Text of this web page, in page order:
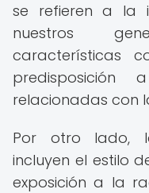
se refieren a la
nuestros
características
predisposición
relacionadas con
Por otro lado,
incluyen el estilo
exposición a la